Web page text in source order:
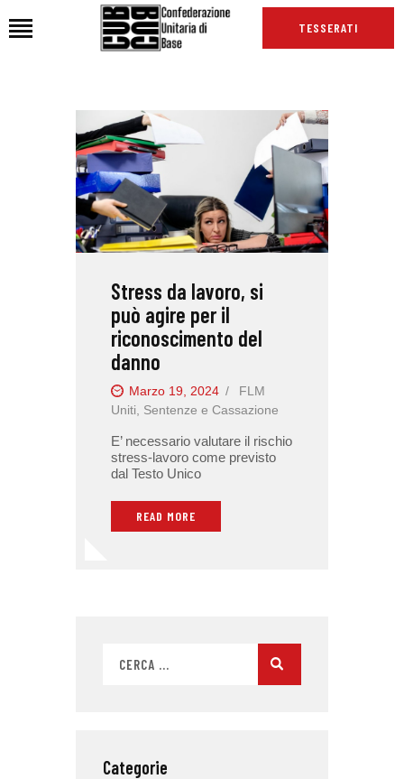
TESSERATI
HOME
CHI SIAMO
SEDI
NEWS
PODCAST CUB
INTERNAZIONALE
RASSEGNA STAMPA
Stress da lavoro, si
può agire per il
riconoscimento del
danno
Marzo 19, 2024
FLM
Uniti
Sentenze e Cassazione
E’ necessario valutare il rischio
stress-lavoro come previsto
dal Testo Unico
READ MORE
Categorie